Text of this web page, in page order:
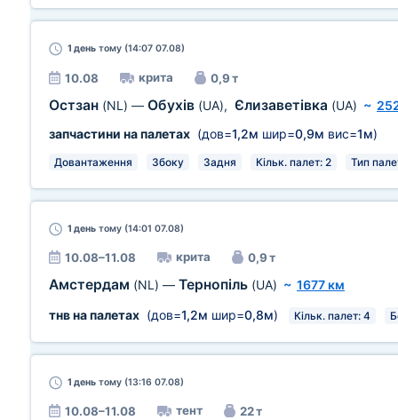
1 день тому (14:07 07.08)
10.08 крита 0,9 т
Остзан (NL) — Обухів (UA), Єлизаветівка (UA) ~
запчастини на палетах (дов=1,2м шир=0,9м вис=1м)
Довантаження Збоку Задня Кільк. палет: 2 Тип
1 день тому (14:01 07.08)
10.08–11.08 крита 0,9 т
Амстердам (NL) — Тернопіль (UA) ~ 1677 км
тнв на палетах (дов=1,2м шир=0,8м) Кільк. палет: 4
1 день тому (13:16 07.08)
10.08–11.08 тент 22 т